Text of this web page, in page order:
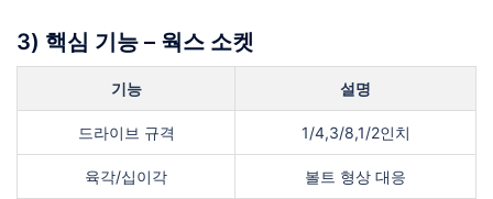
3) 핵심 기능 – 웍스 소켓
기능 설명
드라이브 규격 1/4,3/8,1/2인치
육각/십이각 볼트 형상 대응